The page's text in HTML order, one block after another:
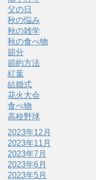
父の日
秋の悩み
秋の雑学
秋の食べ物
節分
節約方法
紅葉
結婚式
花火大会
食べ物
高校野球
2023年12月
2023年11月
2023年7月
2023年6月
2023年5月